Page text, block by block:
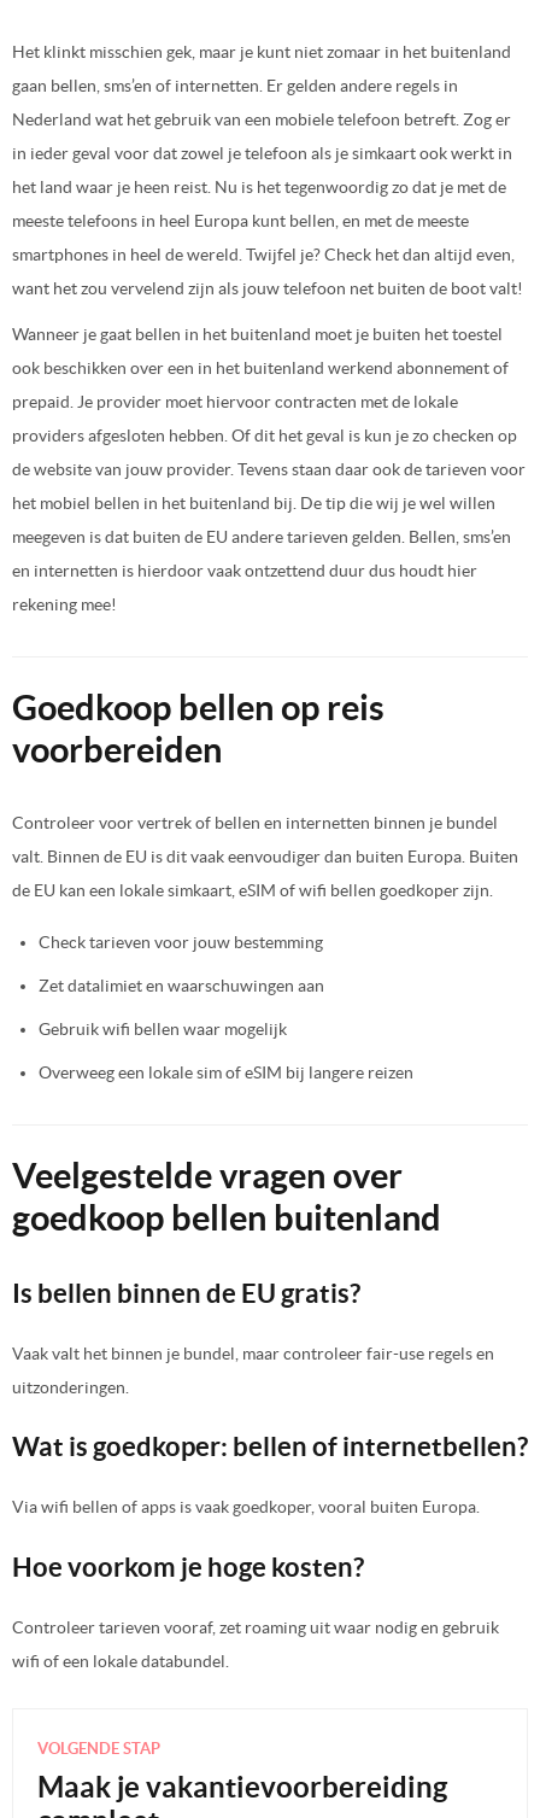
Het klinkt misschien gek, maar je kunt niet zomaar in het buitenland
gaan bellen, sms’en of internetten. Er gelden andere regels in
Nederland wat het gebruik van een mobiele telefoon betreft. Zog er
in ieder geval voor dat zowel je telefoon als je simkaart ook werkt in
het land waar je heen reist. Nu is het tegenwoordig zo dat je met de
meeste telefoons in heel Europa kunt bellen, en met de meeste
smartphones in heel de wereld. Twijfel je? Check het dan altijd even,
want het zou vervelend zijn als jouw telefoon net buiten de boot valt!
Wanneer je gaat bellen in het buitenland moet je buiten het toestel
ook beschikken over een in het buitenland werkend abonnement of
prepaid. Je provider moet hiervoor contracten met de lokale
providers afgesloten hebben. Of dit het geval is kun je zo checken op
de website van jouw provider. Tevens staan daar ook de tarieven voor
het mobiel bellen in het buitenland bij. De tip die wij je wel willen
meegeven is dat buiten de EU andere tarieven gelden. Bellen, sms’en
en internetten is hierdoor vaak ontzettend duur dus houdt hier
rekening mee!
Goedkoop bellen op reis
voorbereiden
Controleer voor vertrek of bellen en internetten binnen je bundel
valt. Binnen de EU is dit vaak eenvoudiger dan buiten Europa. Buiten
de EU kan een lokale simkaart, eSIM of wifi bellen goedkoper zijn.
Check tarieven voor jouw bestemming
Zet datalimiet en waarschuwingen aan
Gebruik wifi bellen waar mogelijk
Overweeg een lokale sim of eSIM bij langere reizen
Veelgestelde vragen over
goedkoop bellen buitenland
Is bellen binnen de EU gratis?
Vaak valt het binnen je bundel, maar controleer fair-use regels en
uitzonderingen.
Wat is goedkoper: bellen of internetbellen?
Via wifi bellen of apps is vaak goedkoper, vooral buiten Europa.
Hoe voorkom je hoge kosten?
Controleer tarieven vooraf, zet roaming uit waar nodig en gebruik
wifi of een lokale databundel.
VOLGENDE STAP
Maak je vakantievoorbereiding